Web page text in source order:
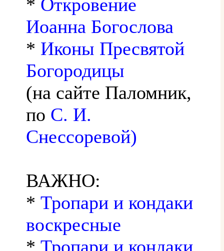
* Откровение
Иоанна Богослова
* Иконы Пресвятой
Богородицы
(на сайте Паломник,
по С. И.
Снессоревой)
ВАЖНО:
* Тропари и кондаки
воскресные
* Тропари и кондаки